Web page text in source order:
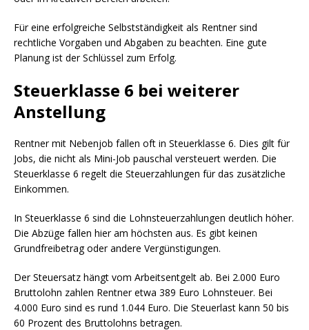
Für eine erfolgreiche Selbstständigkeit als Rentner sind
rechtliche Vorgaben und Abgaben zu beachten. Eine gute
Planung ist der Schlüssel zum Erfolg.
Steuerklasse 6 bei weiterer
Anstellung
Rentner mit Nebenjob fallen oft in Steuerklasse 6. Dies gilt für
Jobs, die nicht als Mini-Job pauschal versteuert werden. Die
Steuerklasse 6 regelt die Steuerzahlungen für das zusätzliche
Einkommen.
In Steuerklasse 6 sind die Lohnsteuerzahlungen deutlich höher.
Die Abzüge fallen hier am höchsten aus. Es gibt keinen
Grundfreibetrag oder andere Vergünstigungen.
Der Steuersatz hängt vom Arbeitsentgelt ab. Bei 2.000 Euro
Bruttolohn zahlen Rentner etwa 389 Euro Lohnsteuer. Bei
4.000 Euro sind es rund 1.044 Euro. Die Steuerlast kann 50 bis
60 Prozent des Bruttolohns betragen.